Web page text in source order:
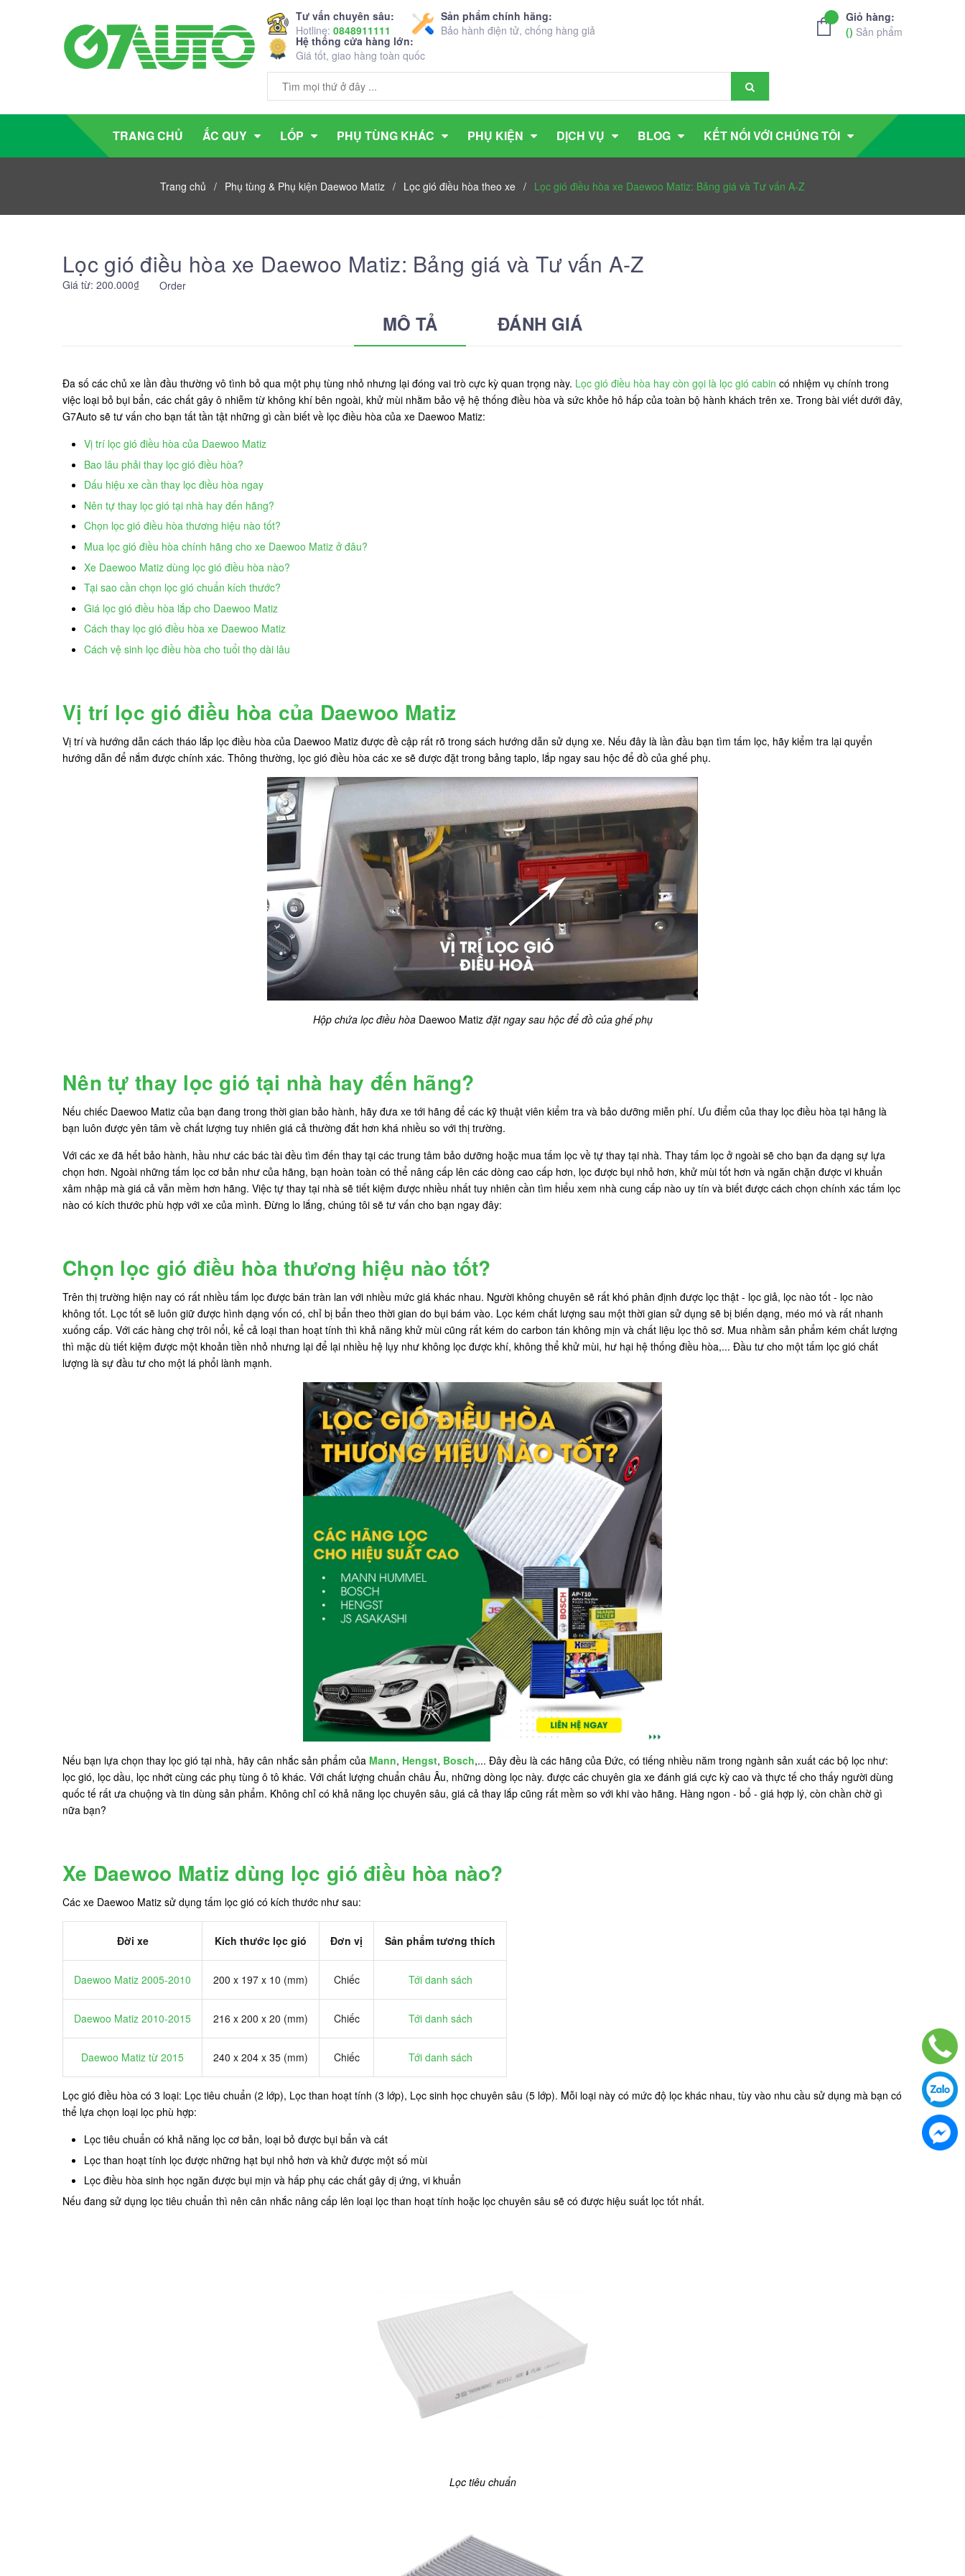
Tư vấn chuyên sâu:
Hotline: 0848911111
Sản phẩm chính hãng:
Bảo hành điện tử, chống hàng giả
Hệ thống cửa hàng lớn:
Giá tốt, giao hàng toàn quốc
Giỏ hàng:
() Sản phẩm
TRANG CHỦ ẮC QUY LỐP PHỤ TÙNG KHÁC PHỤ KIỆN DỊCH VỤ BLOG KẾT NỐI VỚI CHÚNG TÔI
Trang chủ / Phụ tùng & Phụ kiện Daewoo Matiz / Lọc gió điều hòa theo xe / Lọc gió điều hòa xe Daewoo Matiz: Bảng giá và Tư vấn A-Z
Lọc gió điều hòa xe Daewoo Matiz: Bảng giá và Tư vấn A-Z
Giá từ: 200.000₫ Order
MÔ TẢ ĐÁNH GIÁ
Đa số các chủ xe lần đầu thường vô tình bỏ qua một phụ tùng nhỏ nhưng lại đóng vai trò cực kỳ quan trọng này. Lọc gió điều hòa hay còn gọi là lọc gió cabin có nhiệm vụ chính trong
việc loại bỏ bụi bẩn, các chất gây ô nhiễm từ không khí bên ngoài, khử mùi nhằm bảo vệ hệ thống điều hòa và sức khỏe hô hấp của toàn bộ hành khách trên xe. Trong bài viết dưới đây,
G7Auto sẽ tư vấn cho bạn tất tần tật những gì cần biết về lọc điều hòa của xe Daewoo Matiz:
Vị trí lọc gió điều hòa của Daewoo Matiz
Bao lâu phải thay lọc gió điều hòa?
Dấu hiệu xe cần thay lọc điều hòa ngay
Nên tự thay lọc gió tại nhà hay đến hãng?
Chọn lọc gió điều hòa thương hiệu nào tốt?
Mua lọc gió điều hòa chính hãng cho xe Daewoo Matiz ở đâu?
Xe Daewoo Matiz dùng lọc gió điều hòa nào?
Tại sao cần chọn lọc gió chuẩn kích thước?
Giá lọc gió điều hòa lắp cho Daewoo Matiz
Cách thay lọc gió điều hòa xe Daewoo Matiz
Cách vệ sinh lọc điều hòa cho tuổi thọ dài lâu
Vị trí lọc gió điều hòa của Daewoo Matiz
Vị trí và hướng dẫn cách tháo lắp lọc điều hòa của Daewoo Matiz được đề cập rất rõ trong sách hướng dẫn sử dụng xe. Nếu đây là lần đầu bạn tìm tấm lọc, hãy kiểm tra lại quyển
hướng dẫn để nắm được chính xác. Thông thường, lọc gió điều hòa các xe sẽ được đặt trong bảng taplo, lắp ngay sau hộc để đồ của ghế phụ.
Hộp chứa lọc điều hòa Daewoo Matizđặt ngay sau hộc để đồ của ghế phụ
Nên tự thay lọc gió tại nhà hay đến hãng?
Nếu chiếc Daewoo Matiz của bạn đang trong thời gian bảo hành, hãy đưa xe tới hãng để các kỹ thuật viên kiểm tra và bảo dưỡng miễn phí. Ưu điểm của thay lọc điều hòa tại hãng là
bạn luôn được yên tâm về chất lượng tuy nhiên giá cả thường đắt hơn khá nhiều so với thị trường.
Với các xe đã hết bảo hành, hầu như các bác tài đều tìm đến thay tại các trung tâm bảo dưỡng hoặc mua tấm lọc về tự thay tại nhà. Thay tấm lọc ở ngoài sẽ cho bạn đa dạng sự lựa
chọn hơn. Ngoài những tấm lọc cơ bản như của hãng, bạn hoàn toàn có thể nâng cấp lên các dòng cao cấp hơn, lọc được bụi nhỏ hơn, khử mùi tốt hơn và ngăn chặn được vi khuẩn
xâm nhập mà giá cả vẫn mềm hơn hãng. Việc tự thay tại nhà sẽ tiết kiệm được nhiều nhất tuy nhiên cần tìm hiểu xem nhà cung cấp nào uy tín và biết được cách chọn chính xác tấm lọc
nào có kích thước phù hợp với xe của mình. Đừng lo lắng, chúng tôi sẽ tư vấn cho bạn ngay đây:
Chọn lọc gió điều hòa thương hiệu nào tốt?
Trên thị trường hiện nay có rất nhiều tấm lọc được bán tràn lan với nhiều mức giá khác nhau. Người không chuyên sẽ rất khó phân định được lọc thật - lọc giả, lọc nào tốt - lọc nào
không tốt. Lọc tốt sẽ luôn giữ được hình dạng vốn có, chỉ bị bẩn theo thời gian do bụi bám vào. Lọc kém chất lượng sau một thời gian sử dụng sẽ bị biến dạng, méo mó và rất nhanh
xuống cấp. Với các hàng chợ trôi nổi, kể cả loại than hoạt tính thì khả năng khử mùi cũng rất kém do carbon tán không mịn và chất liệu lọc thô sơ. Mua nhầm sản phẩm kém chất lượng
thì mặc dù tiết kiệm được một khoản tiền nhỏ nhưng lại để lại nhiều hệ lụy như không lọc được khí, không thể khử mùi, hư hại hệ thống điều hòa,... Đầu tư cho một tấm lọc gió chất
lượng là sự đầu tư cho một lá phổi lành mạnh.
Nếu bạn lựa chọn thay lọc gió tại nhà, hãy cân nhắc sản phẩm của Mann, Hengst, Bosch,... Đây đều là các hãng của Đức, có tiếng nhiều năm trong ngành sản xuất các bộ lọc như:
lọc gió, lọc dầu, lọc nhớt cùng các phụ tùng ô tô khác. Với chất lượng chuẩn châu Âu, những dòng lọc này. được các chuyên gia xe đánh giá cực kỳ cao và thực tế cho thấy người dùng
quốc tế rất ưa chuộng và tin dùng sản phẩm. Không chỉ có khả năng lọc chuyên sâu, giá cả thay lắp cũng rất mềm so với khi vào hãng. Hàng ngon - bổ - giá hợp lý, còn chần chờ gì
nữa bạn?
Xe Daewoo Matiz dùng lọc gió điều hòa nào?
Các xe Daewoo Matiz sử dụng tấm lọc gió có kích thước như sau:
Đời xe Kích thước lọc gió Đơn vị Sản phẩm tương thích
Daewoo Matiz 2005-2010 200 x 197 x 10 (mm) Chiếc Tới danh sách
Daewoo Matiz 2010-2015 216 x 200 x 20 (mm) Chiếc Tới danh sách
Daewoo Matiz từ 2015 240 x 204 x 35 (mm) Chiếc Tới danh sách
Lọc gió điều hòa có 3 loại: Lọc tiêu chuẩn (2 lớp), Lọc than hoạt tính (3 lớp), Lọc sinh học chuyên sâu (5 lớp). Mỗi loại này có mức độ lọc khác nhau, tùy vào nhu cầu sử dụng mà bạn có
thể lựa chọn loại lọc phù hợp:
Lọc tiêu chuẩn có khả năng lọc cơ bản, loại bỏ được bụi bẩn và cát
Lọc than hoạt tính lọc được những hạt bụi nhỏ hơn và khử được một số mùi
Lọc điều hòa sinh học ngăn được bụi mịn và hấp phụ các chất gây dị ứng, vi khuẩn
Nếu đang sử dụng lọc tiêu chuẩn thì nên cân nhắc nâng cấp lên loại lọc than hoạt tính hoặc lọc chuyên sâu sẽ có được hiệu suất lọc tốt nhất.
Lọc tiêu chuẩn